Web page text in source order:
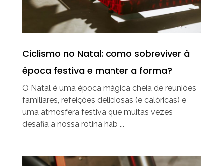
Ciclismo no Natal: como sobreviver à
época festiva e manter a forma?
O Natal é uma época mágica cheia de reuniões
familiares, refeições deliciosas (e calóricas) e
uma atmosfera festiva que muitas vezes
desafia a nossa rotina hab ...